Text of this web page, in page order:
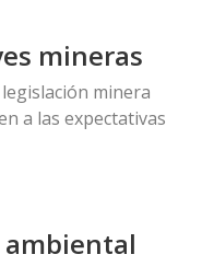
mineras
minera
a las expectativas